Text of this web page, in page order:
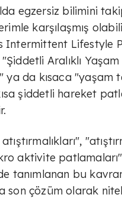
egzersiz bilimini
karşılaşmış
Intermittent Lifestyle
Aralıklı Yaşam
ya da kısaca "yaşam
şiddetli hareket
aktivite
tanımlanan bu
son çözüm olarak